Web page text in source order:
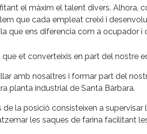
el màxim el talent divers. Alhora,
que cada empleat creixi i
que ens diferencia com a ocupador i
que et converteixis en part del nostre
amb nosaltres i formar part del
planta industrial de Santa Bàrbara.
de la posició consisteixen a
les saques de farina facilitant